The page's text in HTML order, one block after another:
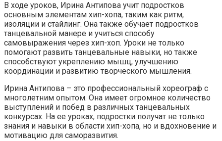
В ходе уроков, Ирина Антипова учит подростков
основным элементам хип-хопа, таким как ритм,
изоляции и стайлинг. Она также обучает подростков
танцевальной манере и учиться способу
самовыражения через хип-хоп. Уроки не только
помогают развить танцевальные навыки, но также
способствуют укреплению мышц, улучшению
координации и развитию творческого мышления.
Ирина Антипова – это профессиональный хореограф с
многолетним опытом. Она имеет огромное количество
выступлений и побед в различных танцевальных
конкурсах. На ее уроках, подростки получат не только
знания и навыки в области хип-хопа, но и вдохновение и
мотивацию для саморазвития.